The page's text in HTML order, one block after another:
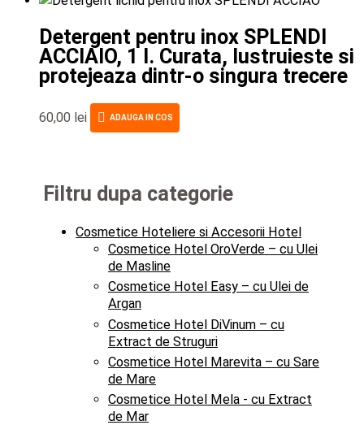
Filtru dupa categorie
Cosmetice Hoteliere si Accesorii Hotel
Cosmetice Hotel OroVerde – cu Ulei
de Masline
Cosmetice Hotel Easy – cu Ulei de
Argan
Cosmetice Hotel DiVinum – cu
Extract de Struguri
Cosmetice Hotel Marevita – cu Sare
de Mare
Cosmetice Hotel Mela - cu Extract
de Mar
Detergent pentru inox SPLENDI
ACCIAIO, 1 l. Curata, lustruieste si
protejeaza dintr-o singura trecere
60,00 lei ADAUGA IN COS